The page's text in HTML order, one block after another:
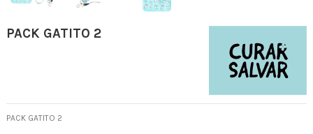
PACK GATITO 2
PACK GATITO 2